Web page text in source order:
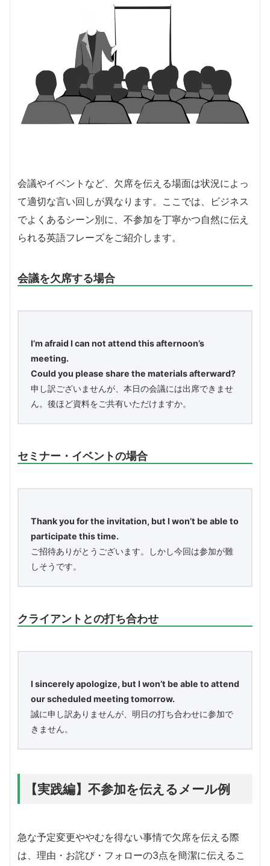
会議やイベントなど、欠席を伝える場面は状況によっ
て適切な言い回しが異なります。ここでは、ビジネス
でよくあるシーン別に、不参加を丁寧かつ自然に伝え
られる英語フレーズをご紹介します。
会議を欠席する場合
I’m afraid I can not attend this afternoon’s
meeting.
Could you please share the materials afterward?
申し訳ございませんが、本日の会議には出席できませ
ん。後ほど資料をご共有いただけますか。
セミナー・イベントの場合
Thank you for the invitation, but I won’t be able to
participate this time.
ご招待ありがとうございます。しかし今回は参加が難
しそうです。
クライアントとの打ち合わせ
I sincerely apologize, but I won’t be able to attend
our scheduled meeting tomorrow.
誠に申し訳ありませんが、明日の打ち合わせに参加で
きません。
【実践編】不参加を伝えるメール例
急な予定変更ややむを得ない事情で欠席を伝える際
は、理由・お詫び・フォローの3点を簡潔に伝えるこ